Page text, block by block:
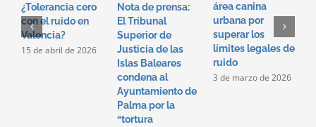
¿Tolerancia cero
con el ruido en
Valencia?
15 de abril de 2026
Nota de prensa:
El Tribunal
Superior de
Justicia de las
Islas Baleares
condena al
Ayuntamiento de
Palma por la
“tortura
área canina
urbana por
superar los
límites legales de
ruido
3 de marzo de 2026